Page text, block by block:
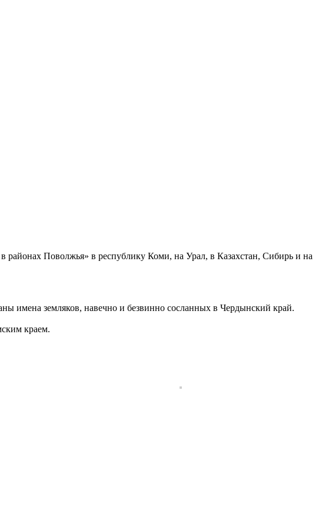
Поволжья» в республику Коми, на Урал, в Казахстан, Сибирь и на
имена земляков, навечно и безвинно сосланных в Чердынский край.
краем.